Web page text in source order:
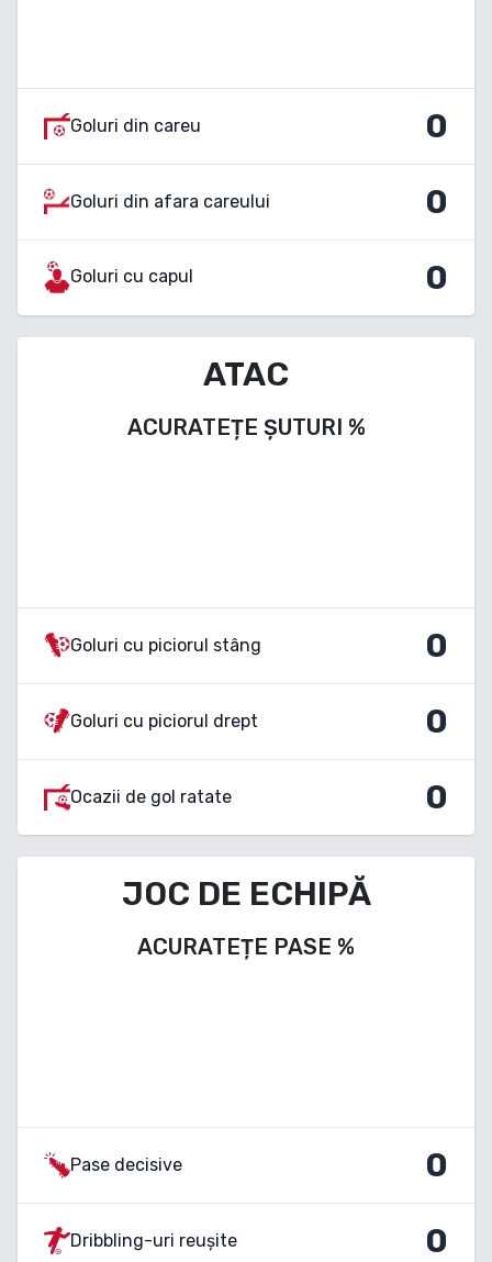
Goluri din careu 0
Goluri din afara careului 0
Goluri cu capul 0
ATAC
ACURATEȚE ȘUTURI %
Goluri cu piciorul stâng 0
Goluri cu piciorul drept 0
Ocazii de gol ratate 0
JOC DE ECHIPĂ
ACURATEȚE PASE %
Pase decisive 0
Dribbling-uri reușite 0